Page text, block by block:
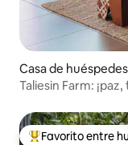
Casa de
Taliesin Farm:
Favorito entre